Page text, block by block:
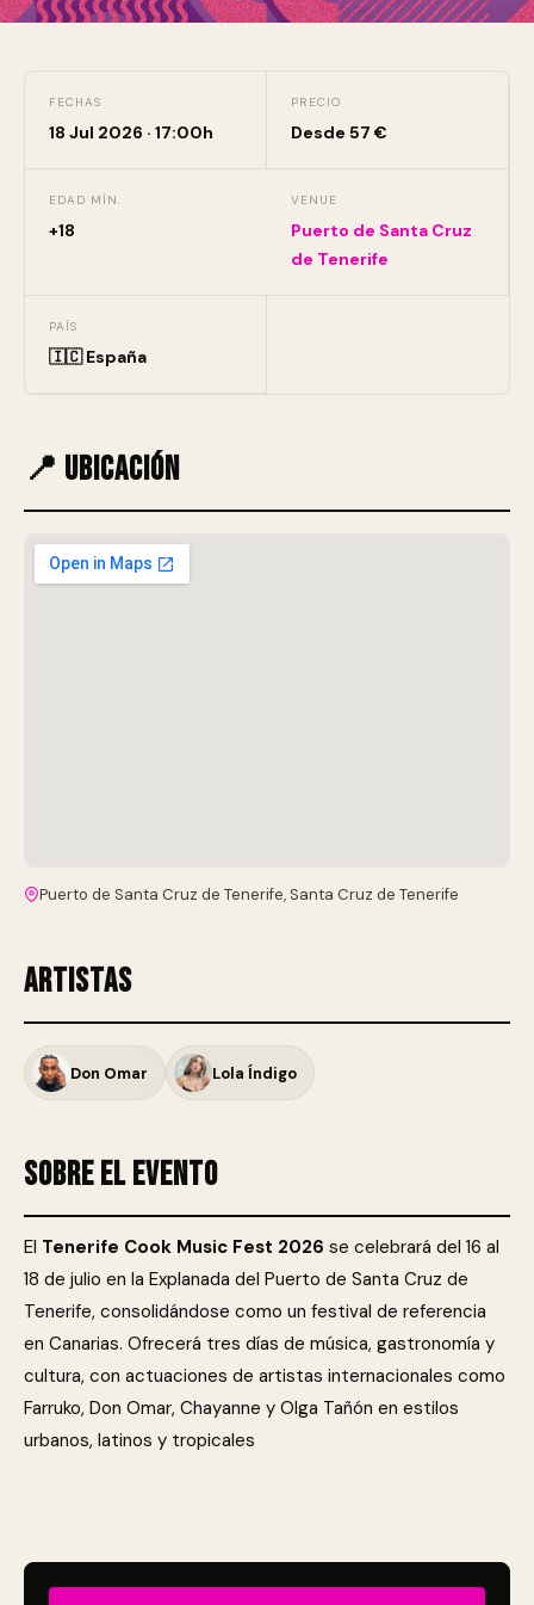
FECHAS
18 Jul 2026 · 17:00h
PRECIO
Desde 57 €
EDAD MÍN.
+18
VENUE
Puerto de Santa Cruz
de Tenerife
PAÍS
🇮🇨 España
📍 Ubicación
Puerto de Santa Cruz de Tenerife, Santa Cruz de Tenerife
Artistas
Don Omar Lola Índigo
Sobre el evento
El Tenerife Cook Music Fest 2026 se celebrará del 16 al
18 de julio en la Explanada del Puerto de Santa Cruz de
Tenerife, consolidándose como un festival de referencia
en Canarias. Ofrecerá tres días de música, gastronomía y
cultura, con actuaciones de artistas internacionales como
Farruko, Don Omar, Chayanne y Olga Tañón en estilos
urbanos, latinos y tropicales